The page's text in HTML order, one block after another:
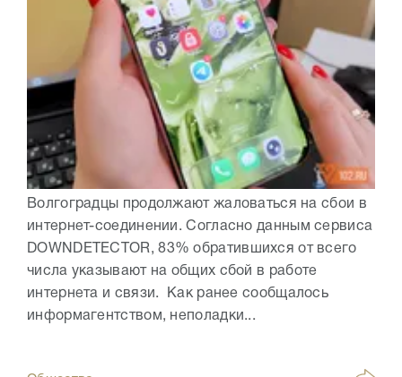
Волгоградцы продолжают жаловаться на сбои в
интернет-соединении. Согласно данным сервиса
DOWNDETECTOR, 83% обратившихся от всего
числа указывают на общих сбой в работе
интернета и связи. Как ранее сообщалось
информагентством, неполадки...